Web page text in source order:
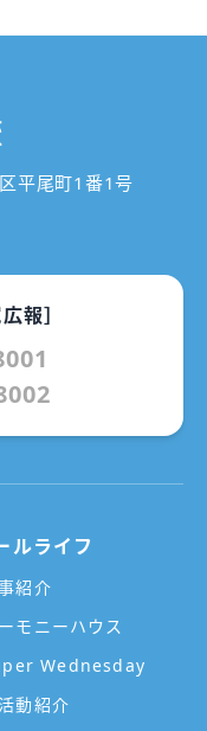
平尾町1番1号
報］
ルライフ
紹介
モニーハウス
Wednesday
動紹介